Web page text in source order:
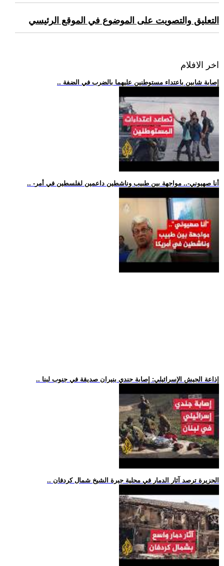
التعليق والتصويت على الموضوع في الموقع الرئيسي
اخر الافلام
.. إصابة شابين باعتداء مستوطنين عليهما بالضرب في الضفة
.. -أنا صهيوني-.. مواجهة بين طبيب وناشطين داعمين لفلسطين في أمر
.. إذاعة الجيش الإسرائيلي: إصابة جندي بنيران صديقة في جنوب لبنا
.. الجزيرة ترصد آثار الدمار في محلية جبرة الشيخ شمال كردفان